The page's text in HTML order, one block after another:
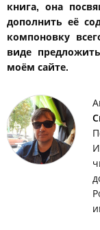
книга, она
дополнить её
компоновку
виде
моём сайте.